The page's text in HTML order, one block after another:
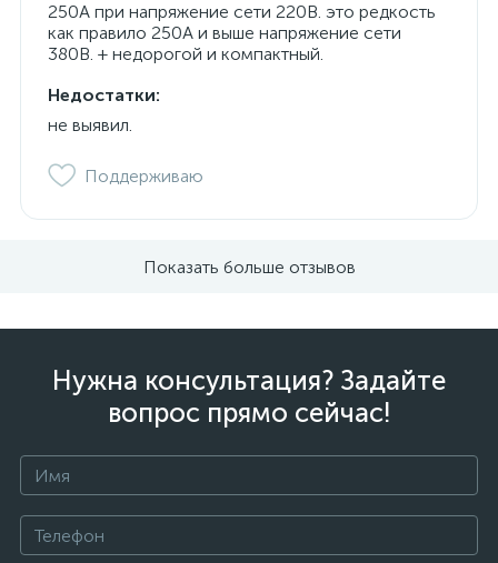
250А при напряжение сети 220В. это редкость
как правило 250А и выше напряжение сети
380В. + недорогой и компактный.
Недостатки:
не выявил.
Поддерживаю
Показать больше отзывов
Нужна консультация? Задайте
вопрос прямо сейчас!